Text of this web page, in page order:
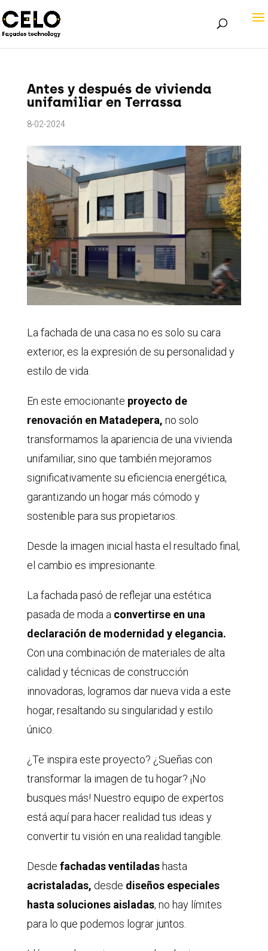
Antes y después de vivienda
unifamiliar en Terrassa
8-02-2024
La fachada de una casa no es solo su cara
exterior, es la expresión de su personalidad y
estilo de vida.
En este emocionante proyecto de
renovación en Matadepera, no solo
transformamos la apariencia de una vivienda
unifamiliar, sino que también mejoramos
significativamente su eficiencia energética,
garantizando un hogar más cómodo y
sostenible para sus propietarios.
Desde la imagen inicial hasta el resultado final,
el cambio es impresionante.
La fachada pasó de reflejar una estética
pasada de moda a convertirse en una
declaración de modernidad y elegancia.
Con una combinación de materiales de alta
calidad y técnicas de construcción
innovadoras, logramos dar nueva vida a este
hogar, resaltando su singularidad y estilo
único.
¿Te inspira este proyecto? ¿Sueñas con
transformar la imagen de tu hogar? ¡No
busques más! Nuestro equipo de expertos
está aquí para hacer realidad tus ideas y
convertir tu visión en una realidad tangible.
Desde fachadas ventiladashasta
acristaladas, desde diseños especiales
hasta soluciones aisladas, no hay límites
para lo que podemos lograr juntos.